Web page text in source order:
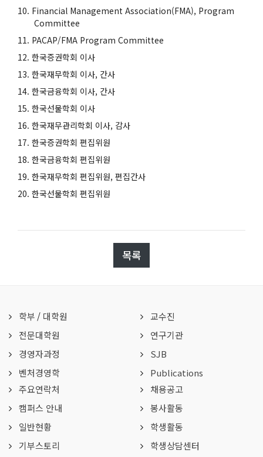
Financial Management Association(FMA), Program
Committee
PACAP/FMA Program Committee
한국증권학회 이사
한국재무학회 이사, 간사
한국금융학회 이사, 간사
한국선물학회 이사
한국재무관리학회 이사, 감사
한국증권학회 편집위원
한국금융학회 편집위원
한국재무학회 편집위원, 편집간사
한국선물학회 편집위원
목록
학부 / 대학원
전문대학원
경영자과정
벤처경영학
교수진
연구기관
SJB
Publications
주요연락처
캠퍼스 안내
일반현황
기부스토리
채용공고
봉사활동
학생활동
학생상담센터